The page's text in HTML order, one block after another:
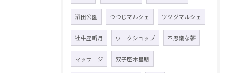
沼田公園 つつじマルシェ ツツジマルシェ
牡牛座新月 ワークショップ 不思議な夢
マッサージ 双子座木星期